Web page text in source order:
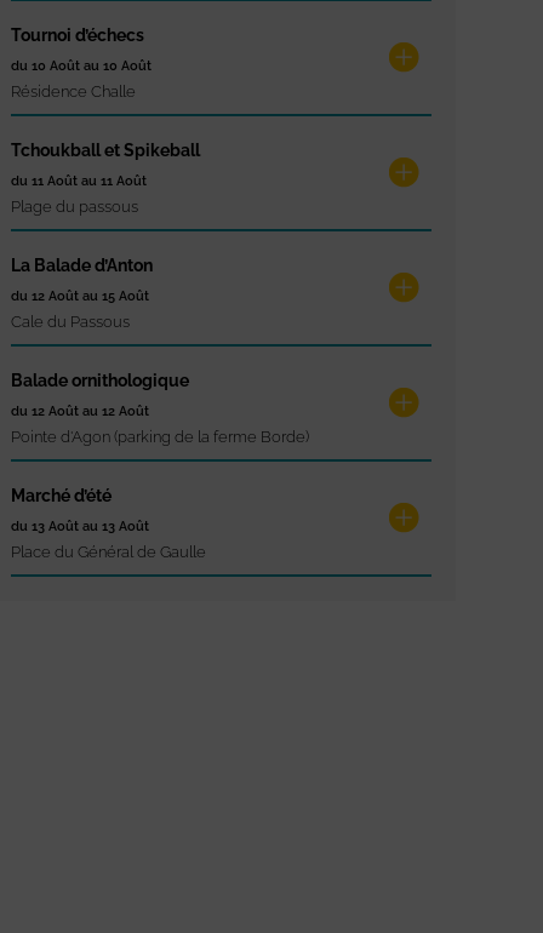
Tournoi d’échecs
du 10 Août au 10 Août
Résidence Challe
Tchoukball et Spikeball
du 11 Août au 11 Août
Plage du passous
La Balade d’Anton
du 12 Août au 15 Août
Cale du Passous
Balade ornithologique
du 12 Août au 12 Août
Pointe d'Agon (parking de la ferme Borde)
Marché d’été
du 13 Août au 13 Août
Place du Général de Gaulle